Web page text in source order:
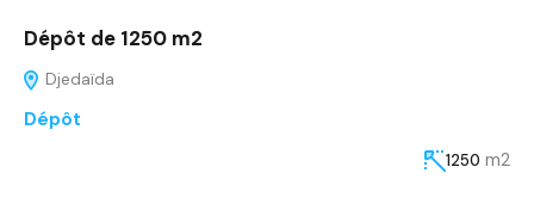
Dépôt de 1250 m2
Djedaïda
Dépôt
1250 m2